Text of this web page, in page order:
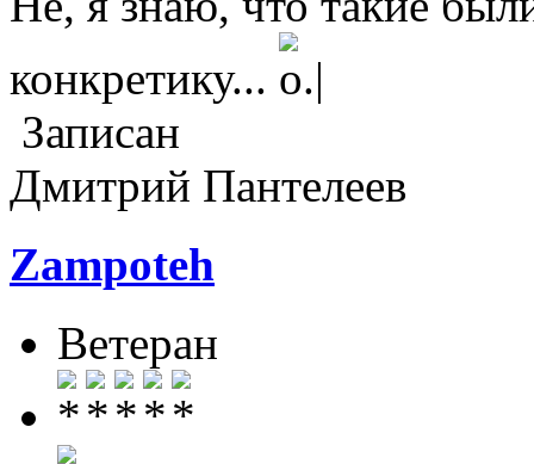
конкретику...
Записан
Дмитрий Пантелеев
Zampoteh
Ветеран